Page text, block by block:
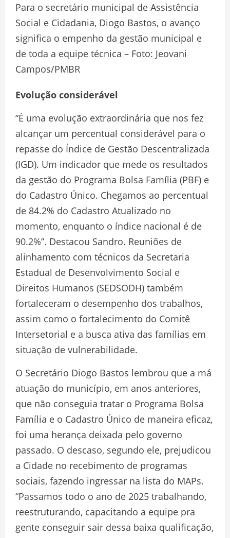
Para o secretário municipal de Assistência
Social e Cidadania, Diogo Bastos, o avanço
significa o empenho da gestão municipal e
de toda a equipe técnica – Foto: Jeovani
Campos/PMBR
Evolução considerável
“É uma evolução extraordinária que nos fez
alcançar um percentual considerável para o
repasse do Índice de Gestão Descentralizada
(IGD). Um indicador que mede os resultados
da gestão do Programa Bolsa Família (PBF) e
do Cadastro Único. Chegamos ao percentual
de 84.2% do Cadastro Atualizado no
momento, enquanto o índice nacional é de
90.2%”. Destacou Sandro. Reuniões de
alinhamento com técnicos da Secretaria
Estadual de Desenvolvimento Social e
Direitos Humanos (SEDSODH) também
fortaleceram o desempenho dos trabalhos,
assim como o fortalecimento do Comitê
Intersetorial e a busca ativa das famílias em
situação de vulnerabilidade.
O Secretário Diogo Bastos lembrou que a má
atuação do município, em anos anteriores,
que não conseguia tratar o Programa Bolsa
Família e o Cadastro Único de maneira eficaz,
foi uma herança deixada pelo governo
passado. O descaso, segundo ele, prejudicou
a Cidade no recebimento de programas
sociais, fazendo ingressar na lista do MAPs.
“Passamos todo o ano de 2025 trabalhando,
reestruturando, capacitando a equipe pra
gente conseguir sair dessa baixa qualificação,